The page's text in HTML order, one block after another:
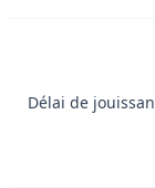
Délai de